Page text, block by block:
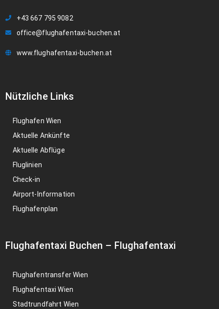
+43 667 795 9082
office@flughafentaxi-buchen.at
www.flughafentaxi-buchen.at
Nützliche Links
Flughafen Wien
Aktuelle Ankünfte
Aktuelle Abflüge
Fluglinien
Check-in
Airport-Information
Flughafenplan
Flughafentaxi Buchen – Flughafentaxi
Flughafentransfer Wien
Flughafentaxi Wien
Stadtrundfahrt Wien